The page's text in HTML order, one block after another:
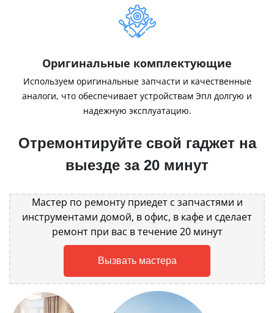
Оригинальные комплектующие
Используем оригинальные запчасти и качественные
аналоги, что обеспечивает устройствам Эпл долгую и
надежную эксплуатацию.
Отремонтируйте свой гаджет на
выезде за 20 минут
Мастер по ремонту приедет с запчастями и
инструментами домой, в офис, в кафе и сделает
ремонт при вас в течение 20 минут
Вызвать мастера